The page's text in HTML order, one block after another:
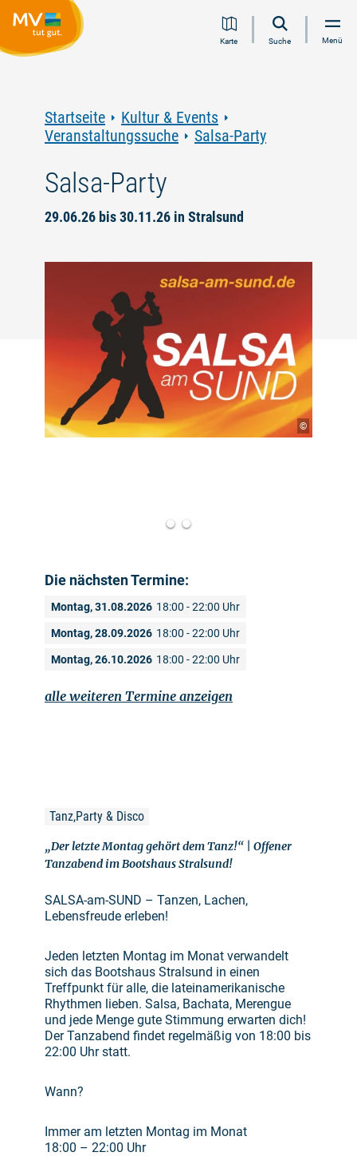
Inhalt
Navigation
Volltextsuche
FooterKarte Suche Menü
Startseite
Kultur & Events
Veranstaltungssuche
Salsa-Party
Salsa-Party
29.06.26 bis 30.11.26 in Stralsund
©
Die nächsten Termine:
Montag, 31.08.2026 18:00 - 22:00 Uhr
Montag, 28.09.2026 18:00 - 22:00 Uhr
Montag, 26.10.2026 18:00 - 22:00 Uhr
alle weiteren Termine anzeigen
Tanz,Party & Disco
„Der letzte Montag gehört dem Tanz!“ | Offener
Tanzabend im Bootshaus Stralsund!
SALSA-am-SUND – Tanzen, Lachen,
Lebensfreude erleben!
Jeden letzten Montag im Monat verwandelt
sich das Bootshaus Stralsund in einen
Treffpunkt für alle, die lateinamerikanische
Rhythmen lieben. Salsa, Bachata, Merengue
und jede Menge gute Stimmung erwarten dich!
Der Tanzabend findet regelmäßig von 18:00 bis
22:00 Uhr statt.
Wann?
Immer am letzten Montag im Monat
18:00 – 22:00 Uhr